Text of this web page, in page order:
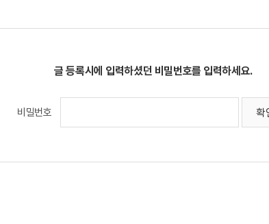
글 등록시에 입력하셨던 비밀번호를 입력하세요.
비밀번호